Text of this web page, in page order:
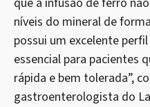
níveis do mineral de
possui um excelente
essencial para pacientes
rápida e bem tolerada”,
gastroenterologista do